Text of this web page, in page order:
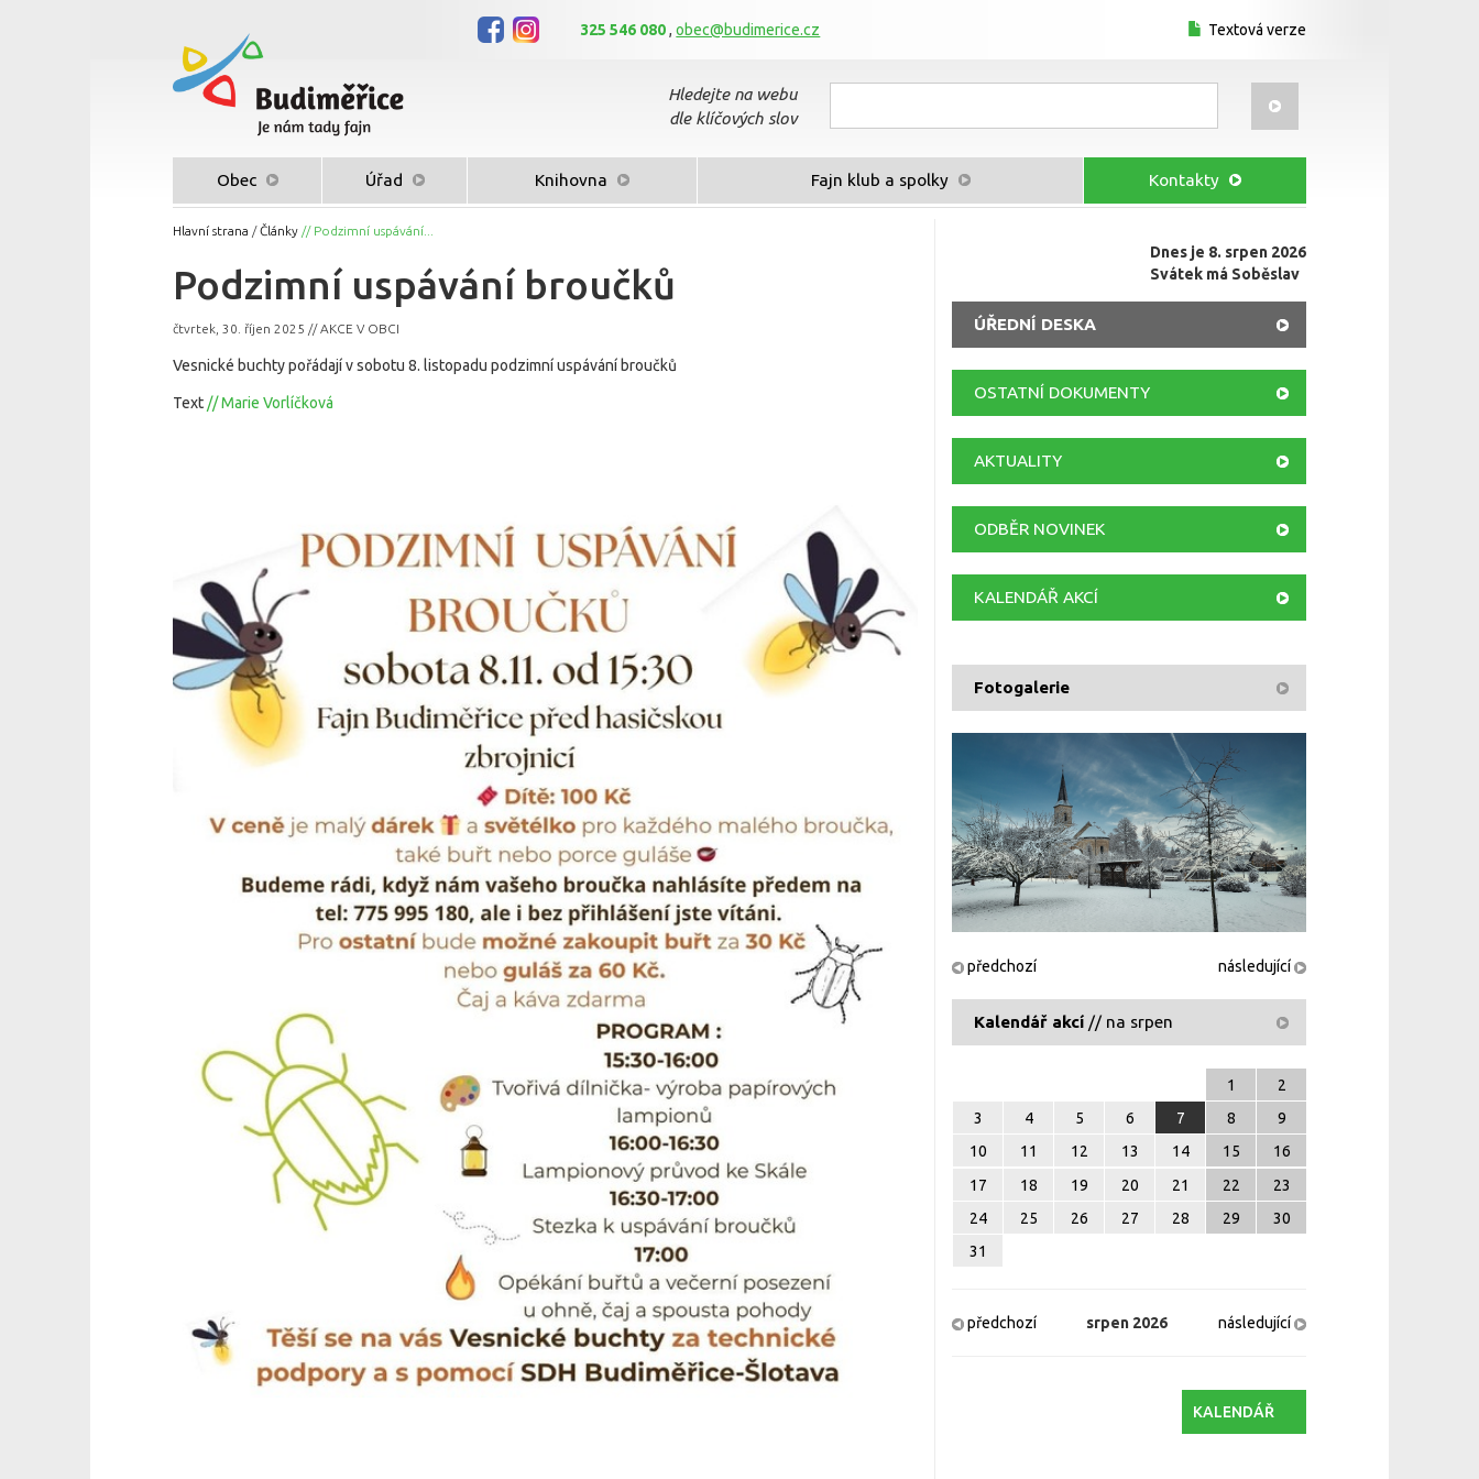
325 546 080,obec@budimerice.cz Textová verze
Hledejte na webu
dle klíčových slov
Obec Úřad Knihovna Fajn klub a spolky Kontakty
Hlavní strana /Články // Podzimní uspávání...
Podzimní uspávání broučků
čtvrtek, 30. říjen 2025 // AKCE V OBCI
Vesnické buchty pořádají v sobotu 8. listopadu podzimní uspávání broučků
Text // Marie Vorlíčková
Dnes je 8. srpen 2026
Svátek má Soběslav
ÚŘEDNÍ DESKA
OSTATNÍ DOKUMENTY
AKTUALITY
ODBĚR NOVINEK
KALENDÁŘ AKCÍ
Fotogalerie
předchozí následující
Kalendář akcí // na srpen
1
2
3
4 5 6 7 8
9
10
11 12 13 14 15
16
17
18 19 20 21 22
23
24
25 26 27 28 29
30
31
předchozí srpen 2026 následující
KALENDÁŘ